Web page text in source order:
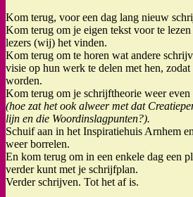
Kom terug, voor een dag lang nieuw
Kom terug om je eigen tekst voor te
lezers (wij) het vinden.
Kom terug om te horen wat andere
visie op hun werk te delen met hen,
worden.
Kom terug om je schrijftheorie weer even
(hoe zat het ook alweer met dat
lijn en die Woordinslagpunten?).
Schuif aan in het Inspiratiehuis Arnhem
weer borrelen.
En kom terug om in een enkele dag een
verder kunt met je schrijfplan.
Verder schrijven. Tot het af is.